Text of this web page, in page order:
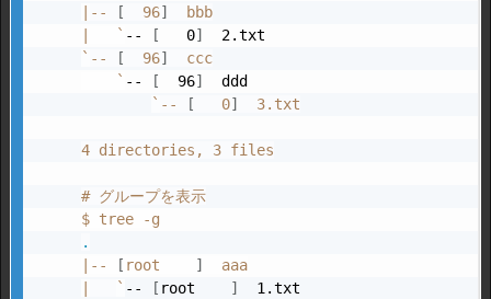
-- [
  96
]
` -- [
   0
]
` -- [
  96
]
  ccc
` -- [
  96
]
  ddd
` -- [
   0
]
  3.txt
4 directories, 3 files
# グループを表示
.
-- [ root ]
` -- [ root ]